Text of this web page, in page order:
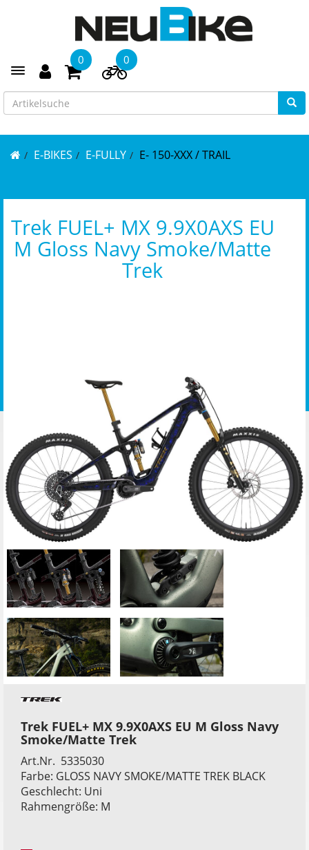
Toggle navigation
0 0
E-BIKES E-FULLY E- 150-XXX / TRAIL
Trek FUEL+ MX 9.9X0AXS EU
M Gloss Navy Smoke/Matte
Trek
Trek FUEL+ MX 9.9X0AXS EU M Gloss Navy
Smoke/Matte Trek
Art.Nr. 5335030
Farbe: GLOSS NAVY SMOKE/MATTE TREK BLACK
Geschlecht: Uni
Rahmengröße: M